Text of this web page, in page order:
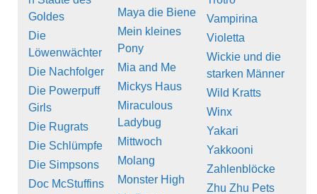
Goldes
Die
Löwenwächter
Die Nachfolger
Die Powerpuff
Girls
Die Rugrats
Die Schlümpfe
Die Simpsons
Doc McStuffins
Maya die Biene
Mein kleines
Pony
Mia and Me
Mickys Haus
Miraculous
Ladybug
Mittwoch
Molang
Monster High
Vampirina
Violetta
Wickie und die
starken Männer
Wild Kratts
Winx
Yakari
Yakkooni
Zahlenblöcke
Zhu Zhu Pets